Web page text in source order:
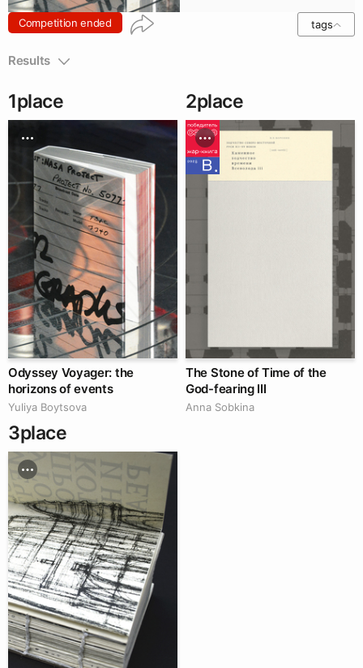
Competition ended tags
Results
1place
Odyssey Voyager: the
horizons of events
Yuliya Boytsova
2place
The Stone of Time of the
God-fearing III
Anna Sobkina
3place